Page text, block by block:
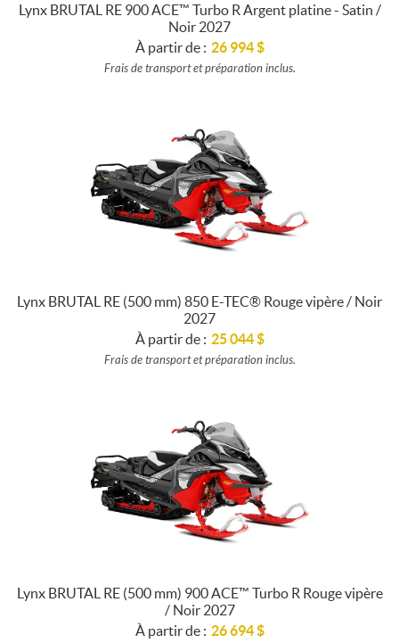
Lynx BRUTAL RE 900 ACE™ Turbo R Argent platine - Satin /
Noir 2027
À partir de : 26 994$
Frais de transport et préparation inclus.
Lynx BRUTAL RE (500 mm) 850 E-TEC® Rouge vipère / Noir
2027
À partir de : 25 044$
Frais de transport et préparation inclus.
Lynx BRUTAL RE (500 mm) 900 ACE™ Turbo R Rouge vipère
/ Noir 2027
À partir de : 26 694$